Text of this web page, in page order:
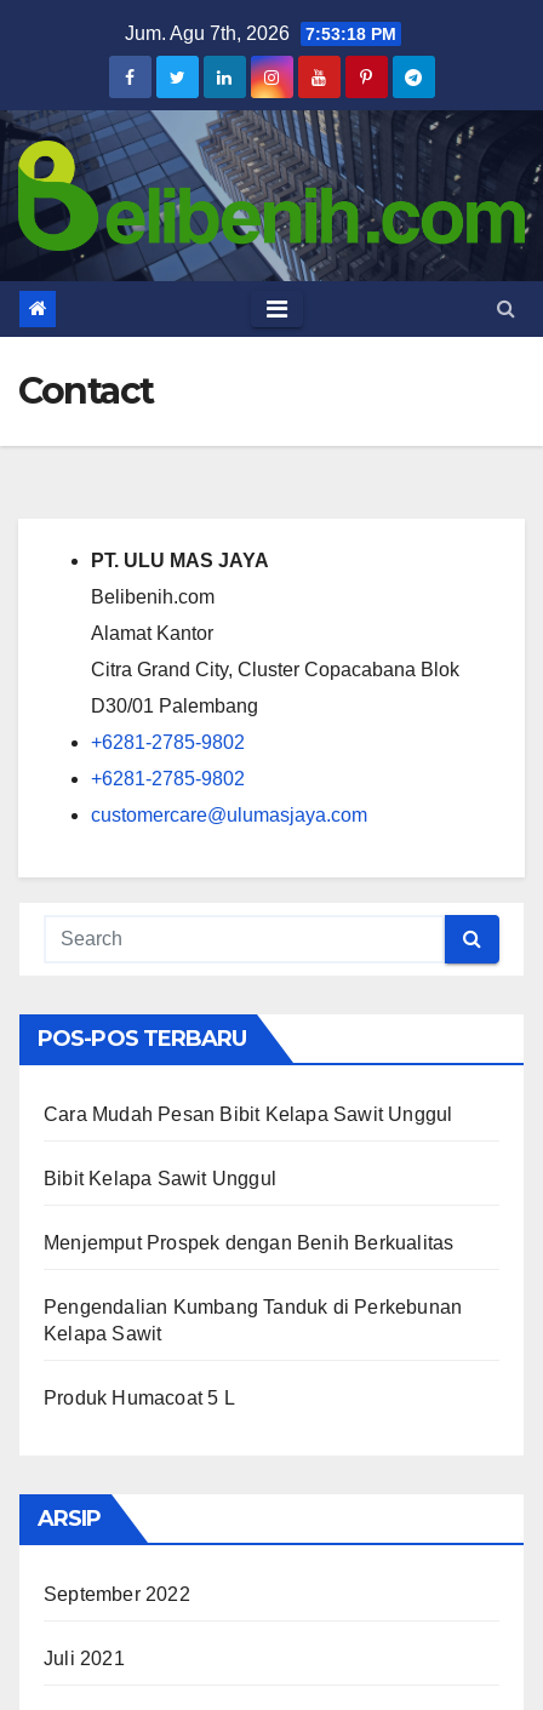
Jum. Agu 7th, 2026 7:53:19 PM
Contact
PT. ULU MAS JAYA
Belibenih.com
Alamat Kantor
Citra Grand City, Cluster Copacabana Blok
D30/01 Palembang
+6281-2785-9802
+6281-2785-9802
customercare@ulumasjaya.com
POS-POS TERBARU
Cara Mudah Pesan Bibit Kelapa Sawit Unggul
Bibit Kelapa Sawit Unggul
Menjemput Prospek dengan Benih Berkualitas
Pengendalian Kumbang Tanduk di Perkebunan
Kelapa Sawit
Produk Humacoat 5 L
ARSIP
September 2022
Juli 2021